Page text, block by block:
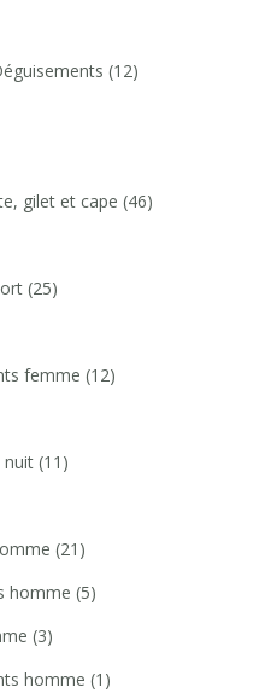
(12)
gilet et cape (46)
(25)
femme (12)
nuit (11)
(21)
homme (5)
(3)
homme (1)